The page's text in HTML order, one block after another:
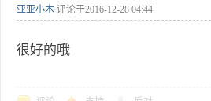
亚亚小木 评论于2016-12-28 04:44
很好的哦